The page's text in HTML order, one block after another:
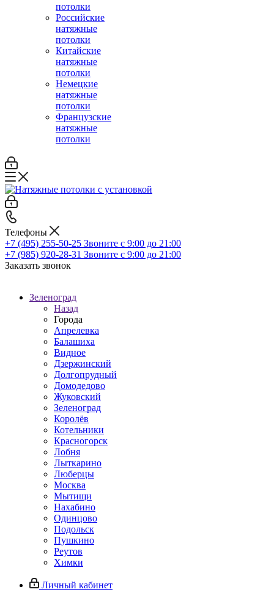
потолки
Российские
натяжные
потолки
Китайские
натяжные
потолки
Немецкие
натяжные
потолки
Французские
натяжные
потолки
Телефоны
+7 (495) 255-50-25 Звоните с 9:00 до 21:00
+7 (985) 920-28-31 Звоните с 9:00 до 21:00
Заказать звонок
Зеленоград
Назад
Города
Апрелевка
Балашиха
Видное
Дзержинский
Долгопрудный
Домодедово
Жуковский
Зеленоград
Королёв
Котельники
Красногорск
Лобня
Лыткарино
Люберцы
Москва
Мытищи
Нахабино
Одинцово
Подольск
Пушкино
Реутов
Химки
Личный кабинет